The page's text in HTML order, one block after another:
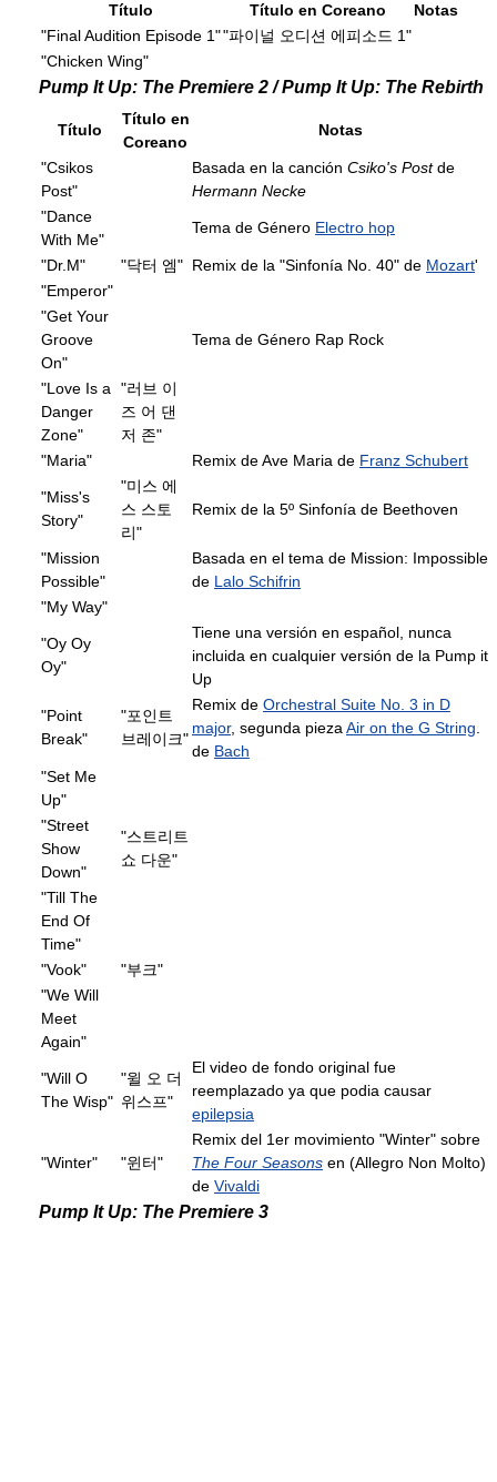
Título Título en Coreano
Notas
"Final Audition Episode 1""파이널 오디션 에피소드 1"
"Chicken Wing"
Pump It Up: The Premiere 2 / Pump It Up: The Rebirth
Título
Título en
Coreano
Notas
"Csikos
Post"
Basada en la canción Csiko's Postde
Hermann Necke
"Dance
With Me"
Tema de Género Electro hop
"Dr.M" "닥터 엠" Remix de la "Sinfonía No. 40" de Mozart'
"Emperor"
"Get Your
Groove
On"
Tema de Género Rap Rock
"Love Is a
Danger
Zone"
"러브 이
즈 어 댄
저 존"
"Maria"
Remix de Ave Maria de Franz Schubert
"Miss's
Story"
"미스 에
스 스토
리"
Remix de la 5º Sinfonía de Beethoven
"Mission
Possible"
Basada en el tema de Mission: Impossible
de Lalo Schifrin
"My Way"
"Oy Oy
Oy"
Tiene una versión en español, nunca
incluida en cualquier versión de la Pump it
Up
"Point
Break"
"포인트
브레이크"
Remix de Orchestral Suite No. 3 in D
major, segunda pieza Air on the G String
de Bach
"Set Me
Up"
"Street
Show
Down"
"스트리트
쇼 다운"
"Till The
End Of
Time"
"Vook"
"부크"
"We Will
Meet
Again"
"Will O
The Wisp"
"윌 오 더
위스프"
El video de fondo original fue
reemplazado ya que podia causar
epilepsia
"Winter" "윈터"
Remix del 1er movimiento "Winter" sobre
The Four Seasons en (Allegro Non Molto)
de Vivaldi
Pump It Up: The Premiere 3